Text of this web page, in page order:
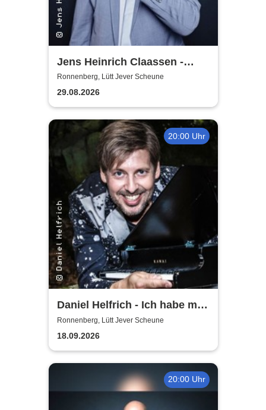
Jens Heinrich Claassen -
Keine Ursache
Ronnenberg, Lütt Jever Scheune
29.08.2026
20:00 Uhr
Daniel Helfrich - Ich habe mir
gerade noch gefehlt
Ronnenberg, Lütt Jever Scheune
18.09.2026
20:00 Uhr